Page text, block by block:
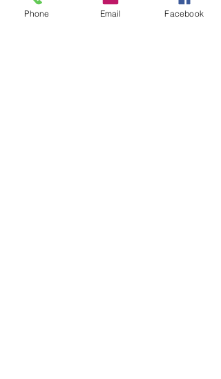
Phone Email Facebook